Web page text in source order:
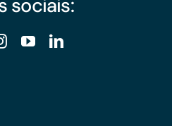
sociais: